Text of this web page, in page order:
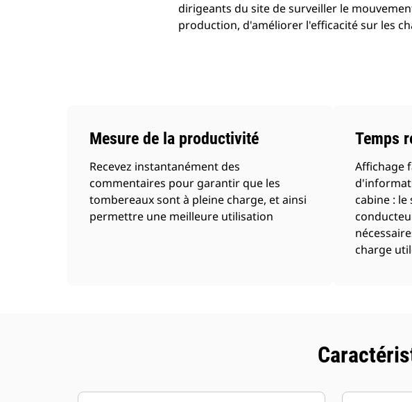
dirigeants du site de surveiller le
production, d'améliorer l'efficacité sur les
Mesure de la productivité
Recevez instantanément des
commentaires pour garantir que les
tombereaux sont à pleine charge, et ainsi
permettre une meilleure utilisation
Temps
Affichage
cabine :
charge